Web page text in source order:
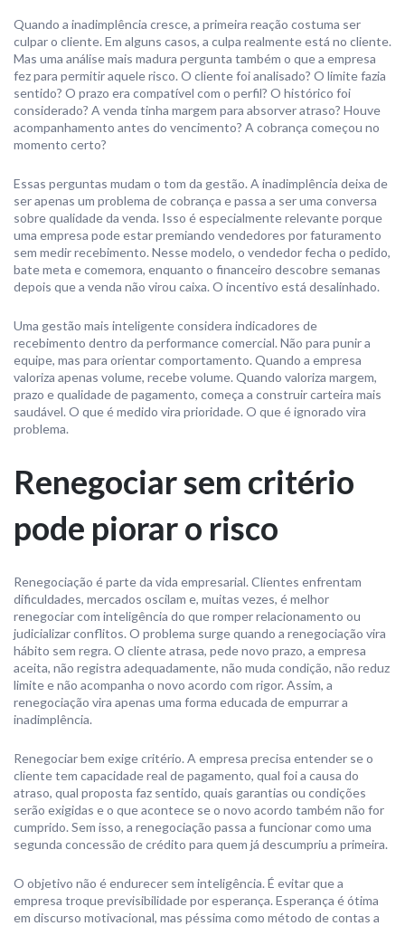
Quando a inadimplência cresce, a primeira reação costuma ser
culpar o cliente. Em alguns casos, a culpa realmente está no cliente.
Mas uma análise mais madura pergunta também o que a empresa
fez para permitir aquele risco. O cliente foi analisado? O limite fazia
sentido? O prazo era compatível com o perfil? O histórico foi
considerado? A venda tinha margem para absorver atraso? Houve
acompanhamento antes do vencimento? A cobrança começou no
momento certo?
Essas perguntas mudam o tom da gestão. A inadimplência deixa de
ser apenas um problema de cobrança e passa a ser uma conversa
sobre qualidade da venda. Isso é especialmente relevante porque
uma empresa pode estar premiando vendedores por faturamento
sem medir recebimento. Nesse modelo, o vendedor fecha o pedido,
bate meta e comemora, enquanto o financeiro descobre semanas
depois que a venda não virou caixa. O incentivo está desalinhado.
Uma gestão mais inteligente considera indicadores de
recebimento dentro da performance comercial. Não para punir a
equipe, mas para orientar comportamento. Quando a empresa
valoriza apenas volume, recebe volume. Quando valoriza margem,
prazo e qualidade de pagamento, começa a construir carteira mais
saudável. O que é medido vira prioridade. O que é ignorado vira
problema.
Renegociar sem critério
pode piorar o risco
Renegociação é parte da vida empresarial. Clientes enfrentam
dificuldades, mercados oscilam e, muitas vezes, é melhor
renegociar com inteligência do que romper relacionamento ou
judicializar conflitos. O problema surge quando a renegociação vira
hábito sem regra. O cliente atrasa, pede novo prazo, a empresa
aceita, não registra adequadamente, não muda condição, não reduz
limite e não acompanha o novo acordo com rigor. Assim, a
renegociação vira apenas uma forma educada de empurrar a
inadimplência.
Renegociar bem exige critério. A empresa precisa entender se o
cliente tem capacidade real de pagamento, qual foi a causa do
atraso, qual proposta faz sentido, quais garantias ou condições
serão exigidas e o que acontece se o novo acordo também não for
cumprido. Sem isso, a renegociação passa a funcionar como uma
segunda concessão de crédito para quem já descumpriu a primeira.
O objetivo não é endurecer sem inteligência. É evitar que a
empresa troque previsibilidade por esperança. Esperança é ótima
em discurso motivacional, mas péssima como método de contas a